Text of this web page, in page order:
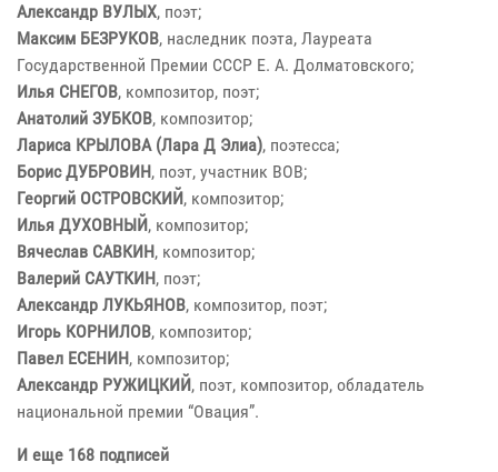
Александр ВУЛЫХ, поэт;
Максим БЕЗРУКОВ, наследник поэта, Лауреата
Государственной Премии СССР Е. А. Долматовского;
Илья СНЕГОВ, композитор, поэт;
Анатолий ЗУБКОВ, композитор;
Лариса КРЫЛОВА (Лара Д Элиа), поэтесса;
Борис ДУБРОВИН, поэт, участник ВОВ;
Георгий ОСТРОВСКИЙ, композитор;
Илья ДУХОВНЫЙ, композитор;
Вячеслав САВКИН, композитор;
Валерий САУТКИН, поэт;
Александр ЛУКЬЯНОВ, композитор, поэт;
Игорь КОРНИЛОВ, композитор;
Павел ЕСЕНИН, композитор;
Александр РУЖИЦКИЙ, поэт, композитор, обладатель
национальной премии “Овация”.
И еще 168 подписей